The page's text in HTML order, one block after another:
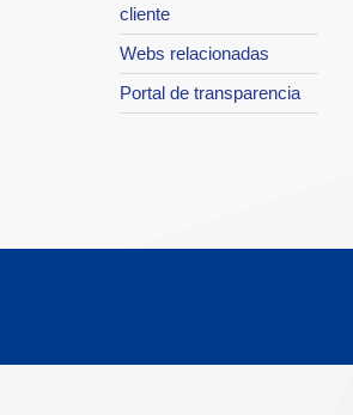
cliente
Webs relacionadas
Portal de transparencia